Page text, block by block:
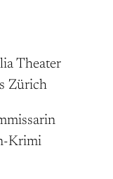
Theater
Zürich
Krimi